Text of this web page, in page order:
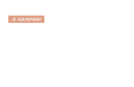
в наличии